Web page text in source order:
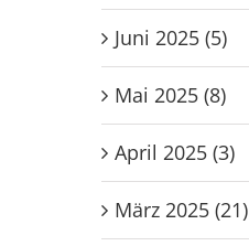
Juni 2025 (5)
Mai 2025 (8)
April 2025 (3)
März 2025 (21)